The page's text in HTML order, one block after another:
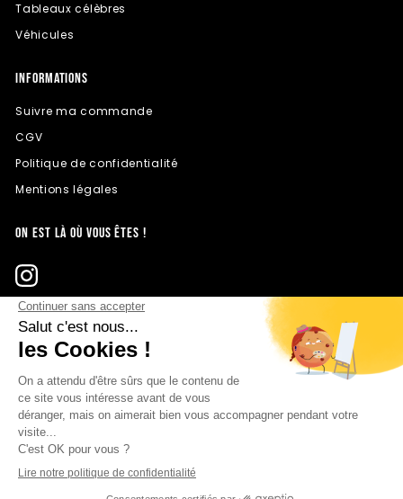
Tableaux célèbres
Véhicules
INFORMATIONS
Suivre ma commande
CGV
Politique de confidentialité
Mentions légales
ON EST LÀ OÙ VOUS ÊTES !
© 2025 AVENUE DU CADRE - Tous droits réservés